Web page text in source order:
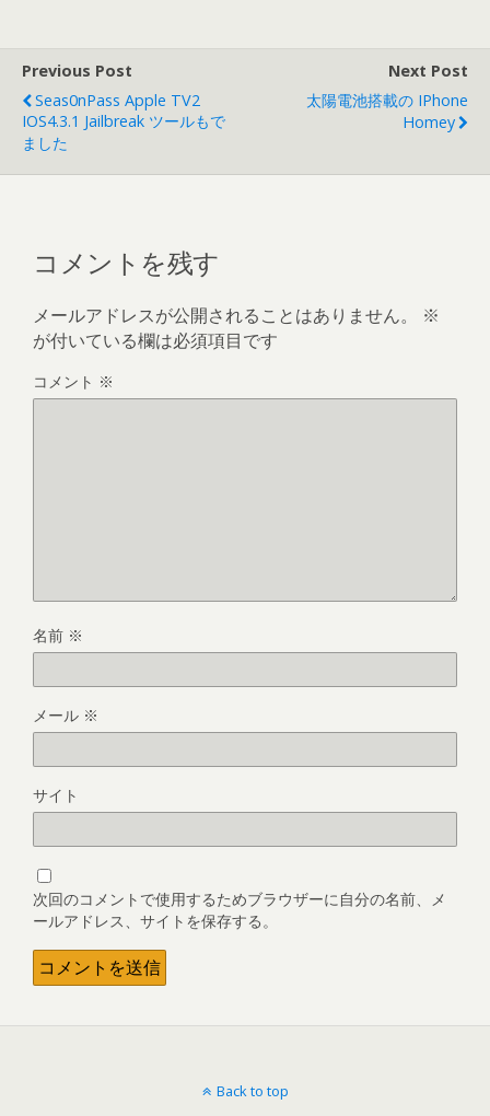
Previous Post
Seas0nPass Apple TV2
IOS4.3.1 Jailbreak ツールもで
ました
Next Post
太陽電池搭載の IPhone
Homey
コメントを残す
メールアドレスが公開されることはありません。
※
が付いている欄は必須項目です
コメント ※
名前 ※
メール ※
サイト
次回のコメントで使用するためブラウザーに自分の名前、メ
ールアドレス、サイトを保存する。
Back to top